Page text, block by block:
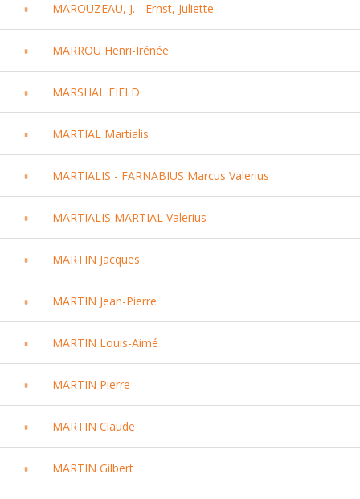
MAROUZEAU, J. - Ernst, Juliette
MARROU Henri-Irénée
MARSHAL FIELD
MARTIAL Martialis
MARTIALIS - FARNABIUS Marcus Valerius
MARTIALIS MARTIAL Valerius
MARTIN Jacques
MARTIN Jean-Pierre
MARTIN Louis-Aimé
MARTIN Pierre
MARTIN Claude
MARTIN Gilbert